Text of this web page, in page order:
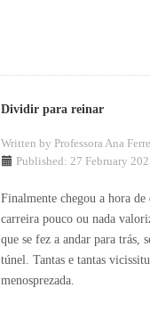
Dividir para reinar
Written by Professora Ana
Published: 27 February
Finalmente chegou a hora
carreira pouco ou nada
que se fez a andar para trás,
túnel. Tantas e tantas
menosprezada.